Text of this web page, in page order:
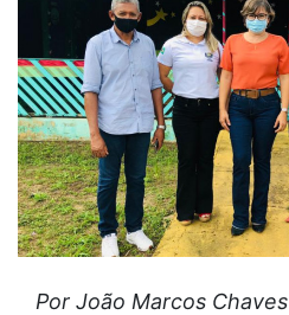
Por João Marcos Chaves